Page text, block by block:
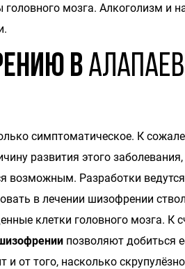
мозга. Алкоголизм и
в
симптоматическое. К
развития этого
возможным. Разработки
в лечении шизофрении
клетки головного мозга. К
позволяют добиться
и от того, насколько